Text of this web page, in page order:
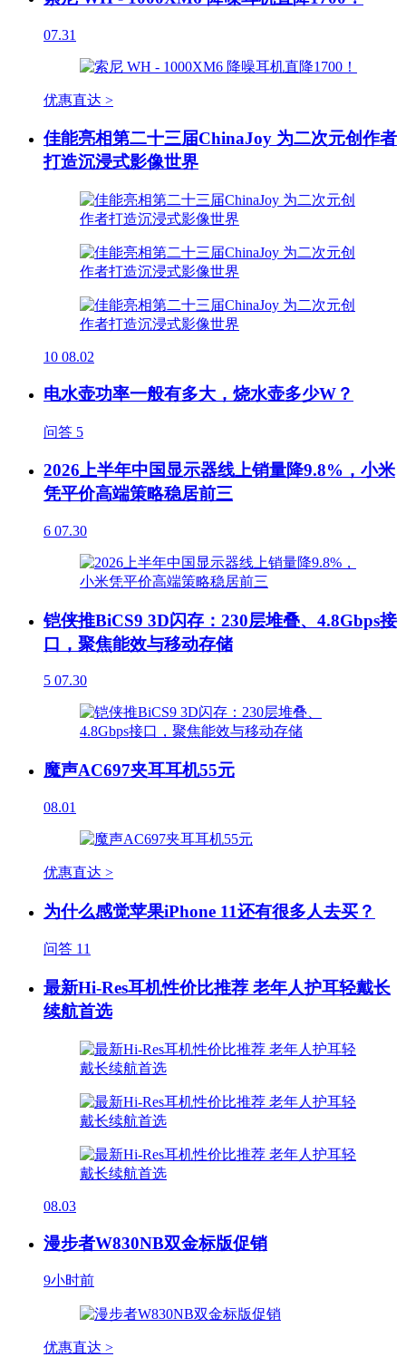
07.31
优惠直达 >
佳能亮相第二十三届ChinaJoy 为二次元创作者
打造沉浸式影像世界
10 08.02
电水壶功率一般有多大，烧水壶多少W？
问答 5
2026上半年中国显示器线上销量降9.8%，小米
凭平价高端策略稳居前三
6 07.30
铠侠推BiCS9 3D闪存：230层堆叠、4.8Gbps接
口，聚焦能效与移动存储
5 07.30
魔声AC697夹耳耳机55元
08.01
优惠直达 >
为什么感觉苹果iPhone 11还有很多人去买？
问答 11
最新Hi-Res耳机性价比推荐 老年人护耳轻戴长
续航首选
08.03
漫步者W830NB双金标版促销
9小时前
优惠直达 >